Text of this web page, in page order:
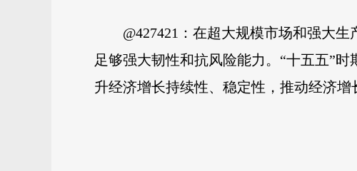
@427421：在超大规模市场和强大
足够强大韧性和抗风险能力。“十五五”
升经济增长持续性、稳定性，推动经济增